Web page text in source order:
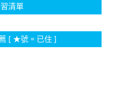
清單
[ ★號 = 已住 ]